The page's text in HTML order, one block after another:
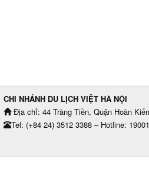
CHI NHÁNH DU LỊCH VIỆT HÀ NỘI
Địa chỉ: 44 Tràng Tiền, Quận Hoàn
Tel: (+84 24) 3512 3388 – Hotline: